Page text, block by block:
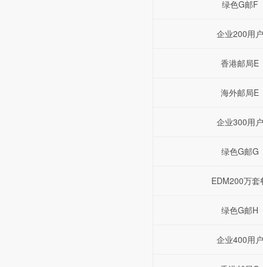
绿色G邮F
企业200用户
香港邮局E
海外邮局E
企业300用户
绿色G邮G
EDM200万套
绿色G邮H
企业400用户